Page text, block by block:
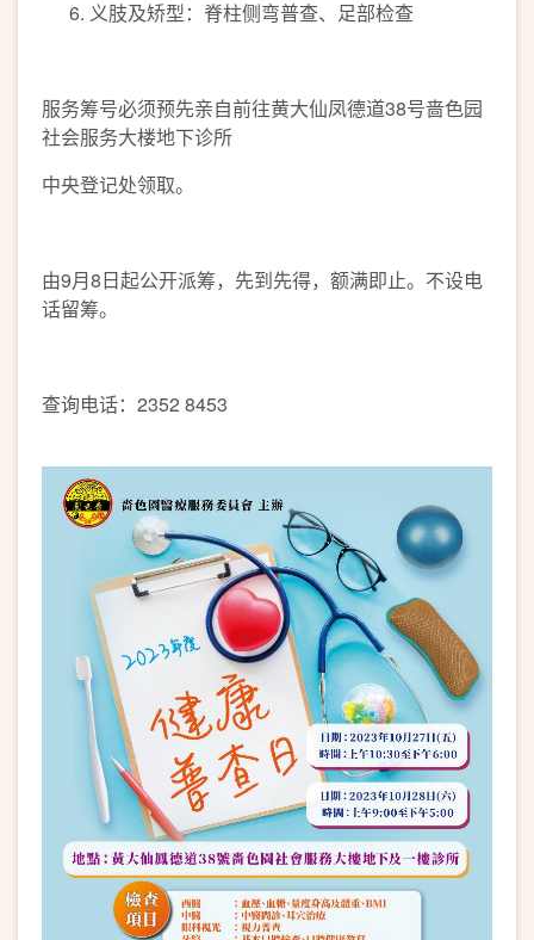
义肢及矫型：脊柱侧弯普查、足部检查
服务筹号必须预先亲自前往黄大仙凤德道38号啬色园
社会服务大楼地下诊所
中央登记处领取。
由9月8日起公开派筹，先到先得，额满即止。不设电
话留筹。
查询电话：2352 8453